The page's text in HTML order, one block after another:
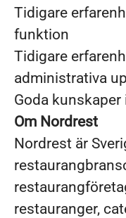
Tidigare
funktion
Tidigare
administrativa
Goda
Om Nordrest
Nordrest är
restauranger,